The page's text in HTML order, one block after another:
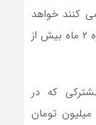
کنند خواهد
شد. به عبارتی قبض برق این مشترکان در دوره ٢ ماه بیش از
که در
تابستان از کولر گازی استفاده می کند بالا ٢ میلیون تومان